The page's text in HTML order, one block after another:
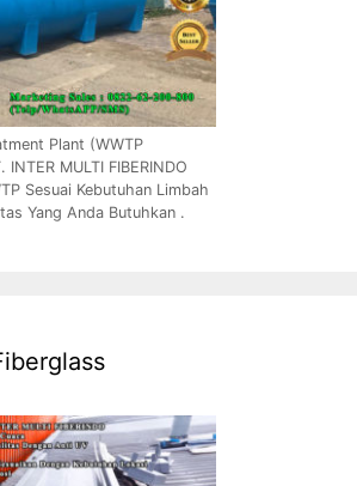
Plant (WWTP
INTER MULTI FIBERINDO
Sesuai Kebutuhan Limbah
Yang Anda Butuhkan .